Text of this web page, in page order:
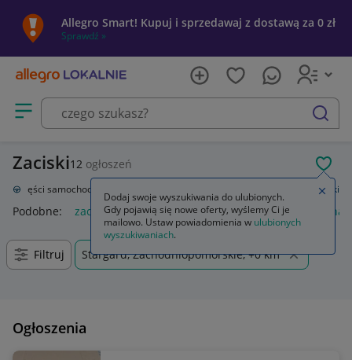
Allegro Smart! Kupuj i sprzedawaj z dostawą za 0 zł
Sprawdź »
Otwórz menu z kategoriami
szukaj
Zaciski12 ogłoszeń
Części samochodowe Zaciski
Podobne: zacisk nakładki na zaciski hamulcowe zaciski na
Filtruj Stargard, Zachodniopomorskie, +0 km
Ogłoszenia
Dodaj swoje wyszukiwania do ulubionych.
Gdy pojawią się nowe oferty, wyślemy Ci je
mailowo. Ustaw powiadomienia w ulubionych
wyszukiwaniach.